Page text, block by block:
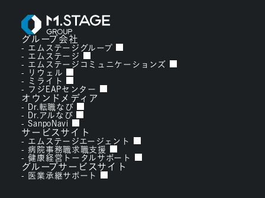
グループ会社
エムステージグループ
エムステージ
エムステージコミュニケーションズ
リウェル
ミライト
フジEAPセンター
オウンドメディア
Dr.転職なび
Dr.アルなび
SanpoNavi
サービスサイト
エムステージエージェント
病院事務職求職支援
健康経営トータルサポート
グループサービスサイト
医業承継サポート